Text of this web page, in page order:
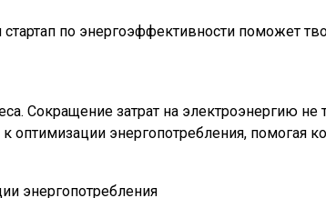
по энергоэффективности поможет
Сокращение затрат на электроэнергию
энергопотребления, помогая